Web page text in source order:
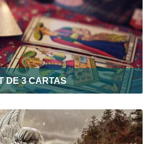
DE 3 CARTAS